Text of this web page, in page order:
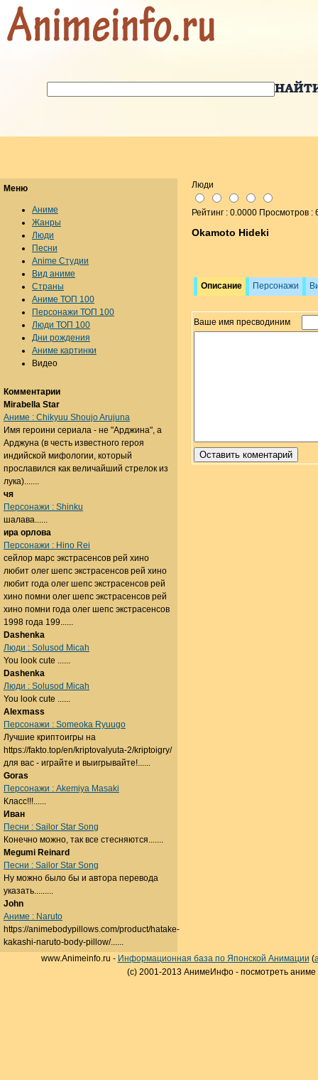
Люди
Рейтинг : 0.0000 Просмотров :
Okamoto Hideki
Описание Персонажи
Ваше имя пресводиним
Меню
Аниме
Жанры
Люди
Песни
Anime Студии
Вид аниме
Страны
Аниме ТОП 100
Персонажи ТОП 100
Люди ТОП 100
Дни рождения
Аниме картинки
Видео
Комментарии
Mirabella Star
Аниме : Chikyuu Shoujo Arujuna
Имя героини сериала - не "Арджина", а
Арджуна (в честь известного героя
индийской мифологии, который
прославился как величайший стрелок из
лука).......
чя
Персонажи : Shinku
шалава......
ира орлова
Персонажи : Hino Rei
сейлор марс экстрасенсов рей хино
любит олег шепс экстрасенсов рей хино
любит года олег шепс экстрасенсов рей
хино помни олег шепс экстрасенсов рей
хино помни года олег шепс экстрасенсов
1998 года 199......
Dashenka
Люди : Solusod Micah
You look cute ......
Dashenka
Люди : Solusod Micah
You look cute ......
Alexmass
Персонажи : Someoka Ryuugo
Лучшие криптоигры на
https://fakto.top/en/kriptovalyuta-2/kriptoigry/
для вас - играйте и выигрывайте!......
Goras
Персонажи : Akemiya Masaki
Класс!!!......
Иван
Песни : Sailor Star Song
Конечно можно, так все стесняются.......
Megumi Reinard
Песни : Sailor Star Song
Ну можно было бы и автора перевода
указать.........
John
Аниме : Naruto
https://animebodypillows.com/product/hatake-
kakashi-naruto-body-pillow/......
www.Animeinfo.ru - Информационная база по Японской Анимации (
(c) 2001-2013 АнимеИнфо - посмотреть аниме